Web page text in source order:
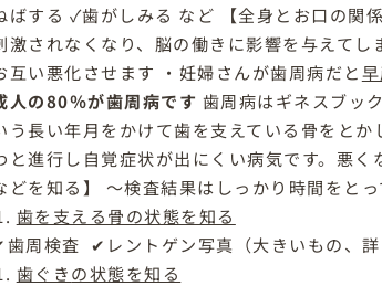
ばする ✓歯がしみる など 【全身とお口の関
激されなくなり、脳の働きに影響を与えて
互い悪化させます ・妊婦さんが歯周病だと
人の80％が歯周病です 歯周病はギネスブッ
う長い年月をかけて歯を支えている骨をと
と進行し自覚症状が出にくい病気です。悪く
どを知る】 ～検査結果はしっかり時間をと
歯を支える骨の状態を知る
周検査 ✔レントゲン写真（大きいもの、
歯ぐきの状態を知る